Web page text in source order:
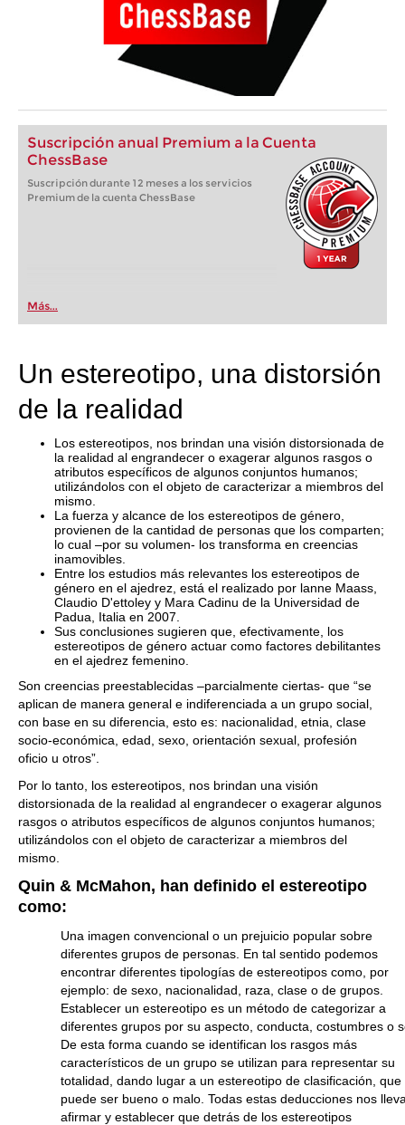
Suscripción anual Premium a la Cuenta
ChessBase
Suscripción durante 12 meses a los servicios
Premium de la cuenta ChessBase
Más...
Un estereotipo, una distorsión
de la realidad
Los estereotipos, nos brindan una visión distorsionada de
la realidad al engrandecer o exagerar algunos rasgos o
atributos específicos de algunos conjuntos humanos;
utilizándolos con el objeto de caracterizar a miembros del
mismo.
La fuerza y alcance de los estereotipos de género,
provienen de la cantidad de personas que los comparten;
lo cual –por su volumen- los transforma en creencias
inamovibles.
Entre los estudios más relevantes los estereotipos de
género en el ajedrez, está el realizado por lanne Maass,
Claudio D'ettoley y Mara Cadinu de la Universidad de
Padua, Italia en 2007.
Sus conclusiones sugieren que, efectivamente, los
estereotipos de género actuar como factores debilitantes
en el ajedrez femenino.
Son creencias preestablecidas –parcialmente ciertas- que “se
aplican de manera general e indiferenciada a un grupo social,
con base en su diferencia, esto es: nacionalidad, etnia, clase
socio-económica, edad, sexo, orientación sexual, profesión
oficio u otros”.
Por lo tanto, los estereotipos, nos brindan una visión
distorsionada de la realidad al engrandecer o exagerar algunos
rasgos o atributos específicos de algunos conjuntos humanos;
utilizándolos con el objeto de caracterizar a miembros del
mismo.
Quin & McMahon, han definido el estereotipo
como:
Una imagen convencional o un prejuicio popular sobre
diferentes grupos de personas. En tal sentido podemos
encontrar diferentes tipologías de estereotipos como, por
ejemplo: de sexo, nacionalidad, raza, clase o de grupos.
Establecer un estereotipo es un método de categorizar a
diferentes grupos por su aspecto, conducta, costumbres o
De esta forma cuando se identifican los rasgos más
característicos de un grupo se utilizan para representar su
totalidad, dando lugar a un estereotipo de clasificación, que
puede ser bueno o malo. Todas estas deducciones nos
afirmar y establecer que detrás de los estereotipos